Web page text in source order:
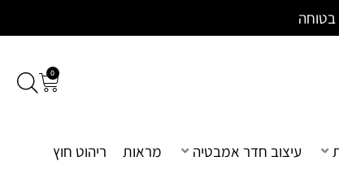
בטוחה
0
עגלת
קניות
עיצוב חדר אמבטיה מראות
ריהוט חוץ